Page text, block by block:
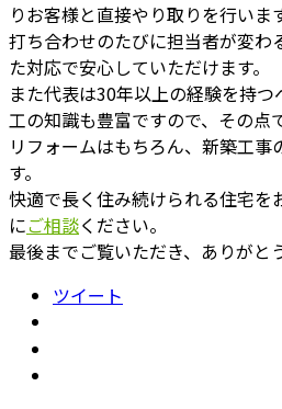
りお客様と直接やり取りを行いま
打ち合わせのたびに担当者が変わ
た対応で安心していただけます。
また代表は30年以上の経験を持
工の知識も豊富ですので、その点
リフォームはもちろん、新築工事
す。
快適で長く住み続けられる住宅を
にご相談ください。
最後までご覧いただき、ありがと
ツイート